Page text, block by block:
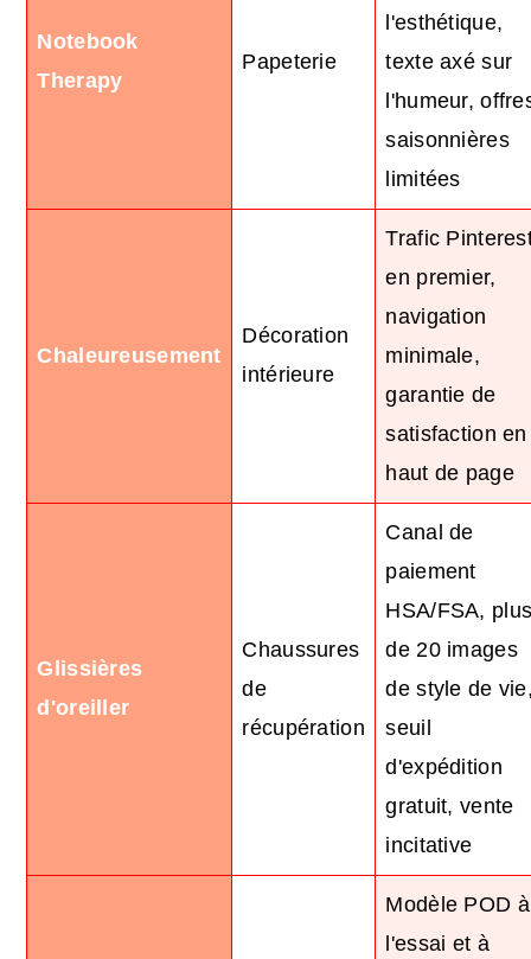
Notebook
Therapy
Papeterie
l'esthétique,
texte axé sur
l'humeur,
saisonnières
limitées
Chaleureusement
Décoration
intérieure
Trafic
en premier,
navigation
minimale,
garantie de
satisfaction en
haut de page
Glissières
d'oreiller
Chaussures
de
récupération
Canal de
paiement
HSA/FSA,
de 20 images
de style de
seuil
d'expédition
gratuit, vente
incitative
Modèle POD à
l'essai et à